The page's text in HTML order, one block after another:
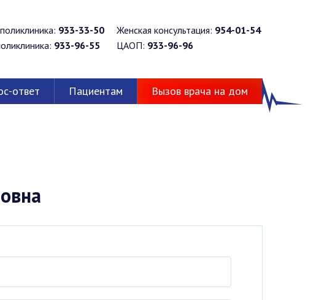
933-33-50
933-96-55
Женская консультация: 954-01-54
ЦАОП: 933-96-96
ответ Пациентам Вызов врача на дом